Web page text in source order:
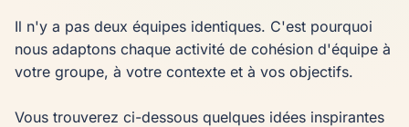
Il n'y a pas deux équipes identiques. C'est pourquoi
nous adaptons chaque activité de cohésion d'équipe à
votre groupe, à votre contexte et à vos objectifs.
Vous trouverez ci-dessous quelques idées inspirantes